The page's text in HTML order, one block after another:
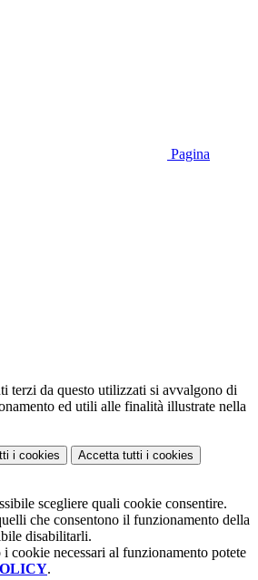
Pagina
terzi da questo utilizzati si avvalgono di
ed utili alle finalità illustrate nella
i cookies Accetta tutti i cookies
scegliere quali cookie consentire.
che consentono il funzionamento della
disabilitarli.
cookie necessari al funzionamento potete
.